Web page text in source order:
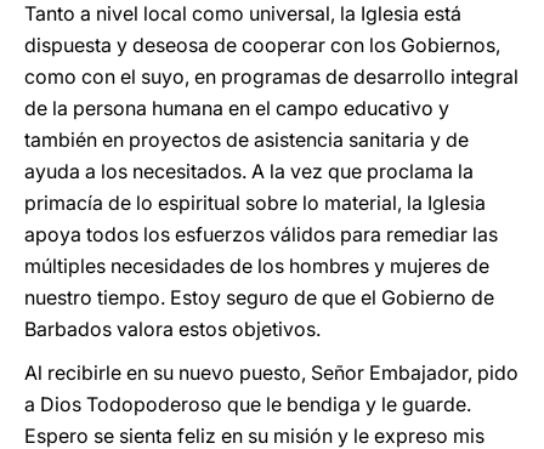
Tanto a nivel local como universal, la Iglesia está
dispuesta y deseosa de cooperar con los Gobiernos,
como con el suyo, en programas de desarrollo integral
de la persona humana en el campo educativo y
también en proyectos de asistencia sanitaria y de
ayuda a los necesitados. A la vez que proclama la
primacía de lo espiritual sobre lo material, la Iglesia
apoya todos los esfuerzos válidos para remediar las
múltiples necesidades de los hombres y mujeres de
nuestro tiempo. Estoy seguro de que el Gobierno de
Barbados valora estos objetivos.
Al recibirle en su nuevo puesto, Señor Embajador, pido
a Dios Todopoderoso que le bendiga y le guarde.
Espero se sienta feliz en su misión y le expreso mis